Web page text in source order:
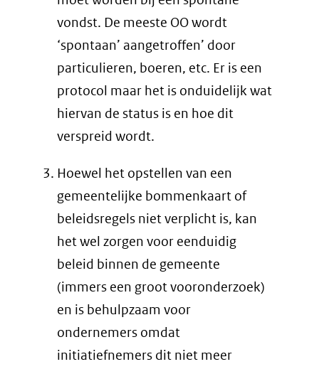
vondst. De meeste OO wordt
‘spontaan’ aangetroffen’ door
particulieren, boeren, etc. Er is een
protocol maar het is onduidelijk wat
hiervan de status is en hoe dit
verspreid wordt.
Hoewel het opstellen van een
gemeentelijke bommenkaart of
beleidsregels niet verplicht is, kan
het wel zorgen voor eenduidig
beleid binnen de gemeente
(immers een groot vooronderzoek)
en is behulpzaam voor
ondernemers omdat
initiatiefnemers dit niet meer